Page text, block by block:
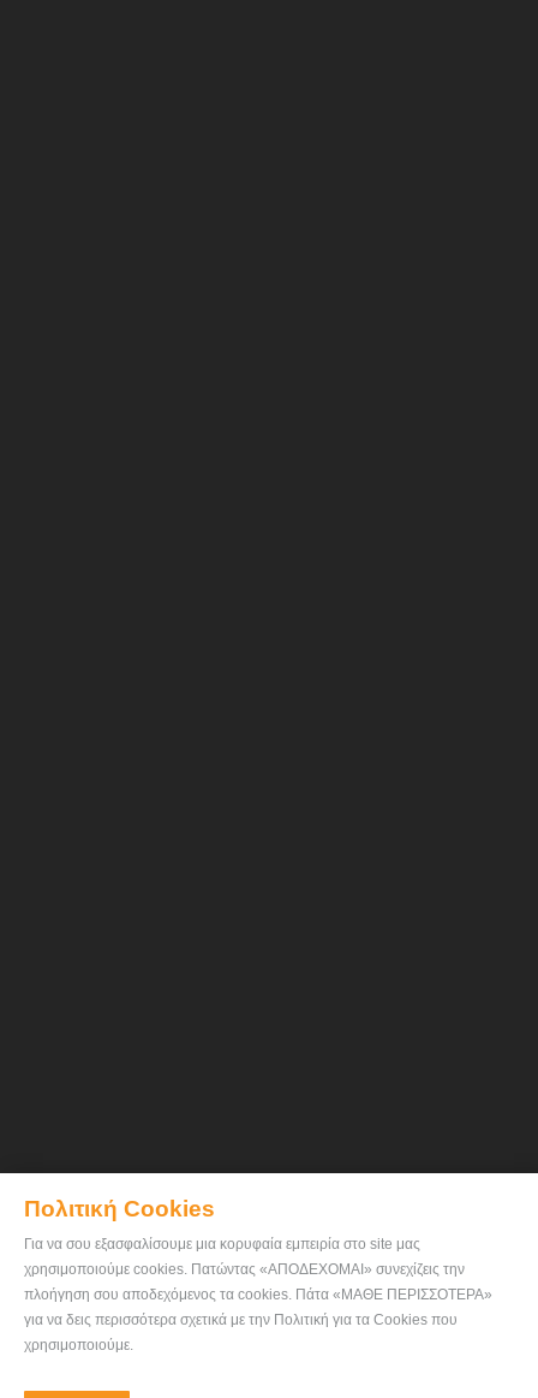
Πολιτική Cookies
Για να σου εξασφαλίσουμε μια κορυφαία εμπειρία στο site μας
χρησιμοποιούμε cookies. Πατώντας «ΑΠΟΔΕΧΟΜΑΙ» συνεχίζεις την
πλοήγηση σου αποδεχόμενος τα cookies. Πάτα «ΜΑΘΕ ΠΕΡΙΣΣΟΤΕΡΑ»
για να δεις περισσότερα σχετικά με την Πολιτική για τα Cookies που
χρησιμοποιούμε.